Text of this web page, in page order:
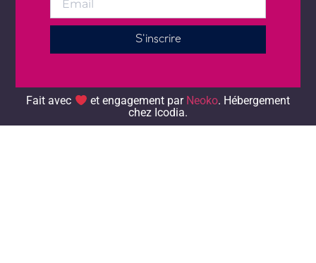
S'inscrire
Fait avec et engagement par Neoko. Hébergement
chez Icodia.